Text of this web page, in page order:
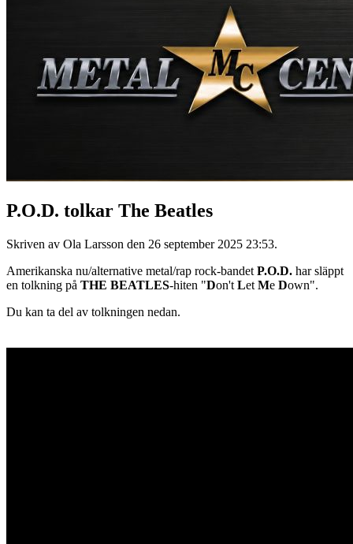
P.O.D. tolkar The Beatles
Skriven av Ola Larsson den 26 september 2025 23:53.
Amerikanska nu/alternative metal/rap rock-bandet P.O.D. har släppt
en tolkning på THE BEATLES-hiten "Don't Let Me Down".
Du kan ta del av tolkningen nedan.